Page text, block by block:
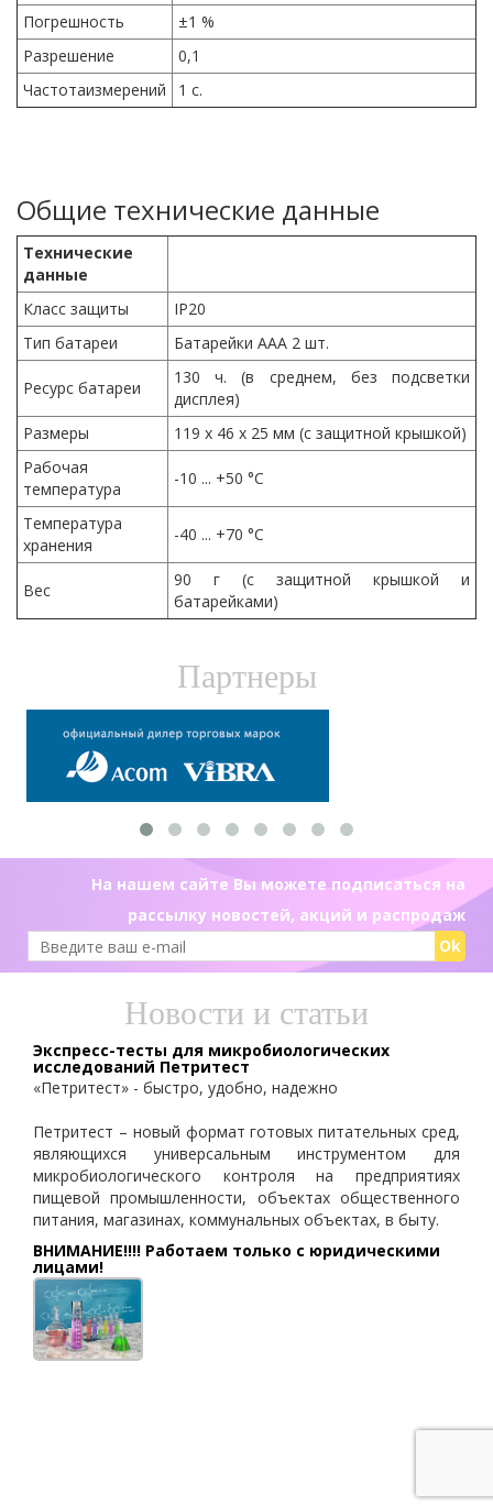
Погрешность
±1 %
Разрешение
0,1
Частотаизмерений
1 с.
Общие технические данные
Технические
данные
Класс защиты
IP20
Тип батареи
Батарейки ААА 2 шт.
Ресурс батареи
130 ч. (в среднем, без подсветки
дисплея)
Размеры
119 x 46 x 25 мм (с защитной крышкой)
Рабочая
температура
-10 ... +50 °C
Температура
хранения
-40 ... +70 °C
Вес
90 г (с защитной крышкой и
батарейками)
Партнеры
На нашем сайте Вы можете подписаться на
рассылку новостей, акций и распродаж
Ok
Новости и статьи
Экспресс-тесты для микробиологических
исследований Петритест
«Петритест» - быстро, удобно, надежно
Петритест – новый формат готовых питательных сред,
являющихся универсальным инструментом для
микробиологического контроля на предприятиях
пищевой промышленности, объектах общественного
питания, магазинах, коммунальных объектах, в быту.
ВНИМАНИЕ!!!! Работаем только с юридическими
лицами!